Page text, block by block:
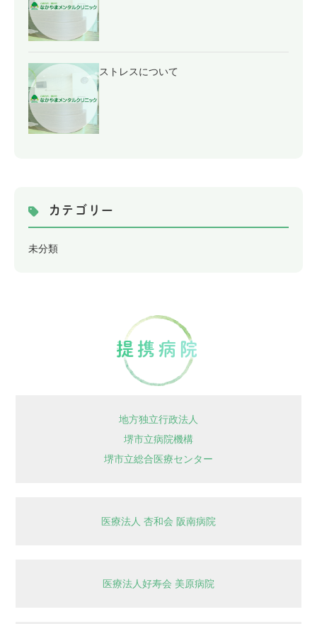
ストレスについて
カテゴリー
未分類
連携病院
地方独立行政法人
堺市立病院機構
堺市立総合医療センター
医療法人 杏和会 阪南病院
医療法人好寿会 美原病院